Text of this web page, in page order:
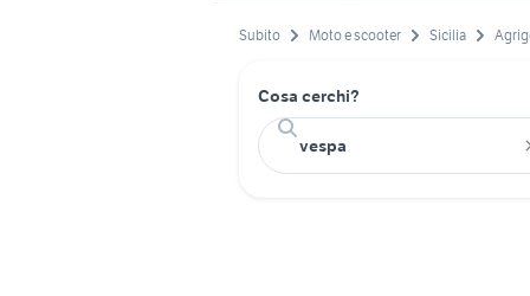
Subito Moto e scooter Sicilia
Cosa cerchi?